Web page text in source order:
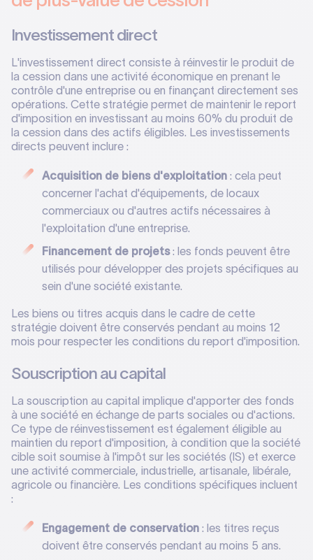
Investissement direct
L'investissement direct consiste à réinvestir le produit de
la cession dans une activité économique en prenant le
contrôle d'une entreprise ou en finançant directement ses
opérations. Cette stratégie permet de maintenir le report
d'imposition en investissant au moins 60% du produit de
la cession dans des actifs éligibles. Les investissements
directs peuvent inclure :
Acquisition de biens d'exploitation : cela peut
concerner l'achat d'équipements, de locaux
commerciaux ou d'autres actifs nécessaires à
l'exploitation d'une entreprise.
Financement de projets: les fonds peuvent être
utilisés pour développer des projets spécifiques au
sein d'une société existante.
Les biens ou titres acquis dans le cadre de cette
stratégie doivent être conservés pendant au moins 12
mois pour respecter les conditions du report d'imposition.
Souscription au capital
La souscription au capital implique d'apporter des fonds
à une société en échange de parts sociales ou d'actions.
Ce type de réinvestissement est également éligible au
maintien du report d'imposition, à condition que la société
cible soit soumise à l'impôt sur les sociétés (IS) et exerce
une activité commerciale, industrielle, artisanale, libérale,
agricole ou financière. Les conditions spécifiques incluent
:
Engagement de conservation : les titres reçus
doivent être conservés pendant au moins 5 ans.